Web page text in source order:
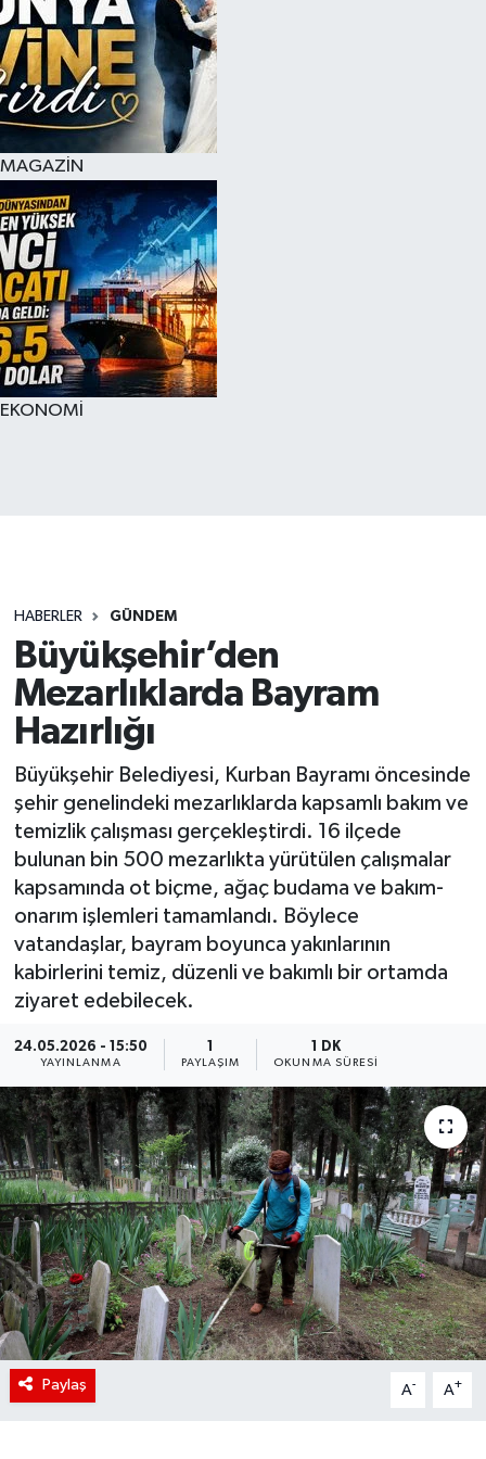
MAGAZİN
EKONOMİ
HABERLER GÜNDEM
Büyükşehir’den
Mezarlıklarda Bayram
Hazırlığı
Büyükşehir Belediyesi, Kurban Bayramı öncesinde
şehir genelindeki mezarlıklarda kapsamlı bakım ve
temizlik çalışması gerçekleştirdi. 16 ilçede
bulunan bin 500 mezarlıkta yürütülen çalışmalar
kapsamında ot biçme, ağaç budama ve bakım-
onarım işlemleri tamamlandı. Böylece
vatandaşlar, bayram boyunca yakınlarının
kabirlerini temiz, düzenli ve bakımlı bir ortamda
ziyaret edebilecek.
24.05.2026 - 15:50
YAYINLANMA PAYLAŞIM
1 DK
OKUNMA SÜRESI
Paylaş A- A+